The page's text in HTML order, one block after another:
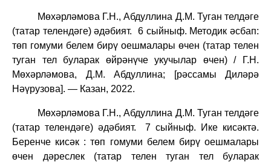
Мөхәрләмова Г.Н., Абдуллина Д.М. Туган телдәге
(татар телендәге) әдәбият.
6 сыйныф. Методик әсбап:
төп гомуми белем бирү оешмалары өчен (татар телен
туган тел буларак өйрәнүче укучылар өчен) / Г.Н.
Мөхәрләмова, Д.М. Абдуллина; [рәссамы Диләрә
Нәүрузова]. — Казан, 2022.
Мөхәрләмова Г.Н., Абдуллина Д.М. Туган телдәге
(татар телендәге) әдәбият.
7 сыйныф. Ике кисәктә.
Беренче кисәк : төп гомуми белем бирү оешмалары
өчен дәреслек (татар телен туган тел буларак